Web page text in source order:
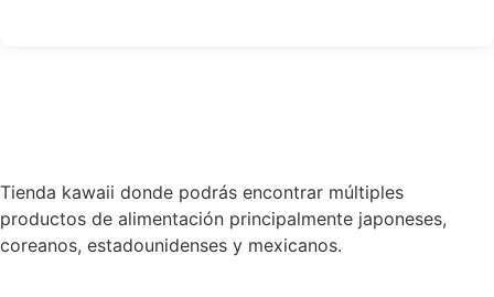
Tienda kawaii donde podrás encontrar múltiples
productos de alimentación principalmente japoneses,
coreanos, estadounidenses y mexicanos.